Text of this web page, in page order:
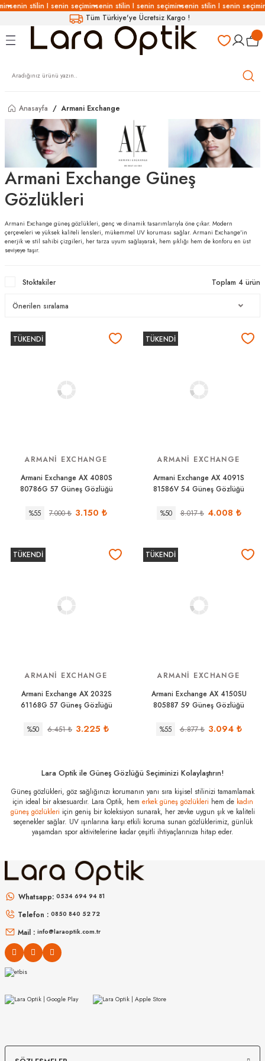
senin stilin I senin seçiminsenin stilin I senin seçiminsenin stilin I senin seçimin
Tüm Türkiye'ye Ücretsiz Kargo !
Geri Dön
Gözlükleri
Geri Dön
Geri Dön
Geri Dön
Anasayfa Armani Exchange
Armani Exchange Güneş
Gözlükleri
Armani Exchange güneş gözlükleri, genç ve dinamik tasarımlarıyla öne çıkar. Modern
çerçeveleri ve yüksek kaliteli lensleri, mükemmel UV koruması sağlar. Armani Exchange'in
enerjik ve stil sahibi çizgileri, her tarza uyum sağlayarak, hem şıklığı hem de konforu en üst
seviyeye taşır.
Stoktakiler Toplam 4 ürün
TÜKENDİ
ARMANI EXCHANGE
Armani Exchange AX 4080S
80786G 57 Güneş Gözlüğü
%55 7.000₺ 3.150 ₺
TÜKENDİ
ARMANI EXCHANGE
Armani Exchange AX 4091S
81586V 54 Güneş Gözlüğü
%50 8.017₺ 4.008 ₺
TÜKENDİ
ARMANI EXCHANGE
Armani Exchange AX 2032S
61168G 57 Güneş Gözlüğü
%50 6.451₺ 3.225 ₺
TÜKENDİ
ARMANI EXCHANGE
Armani Exchange AX 4150SU
805887 59 Güneş Gözlüğü
%55 6.877₺ 3.094₺
Lara Optik ile Güneş Gözlüğü Seçiminizi Kolaylaştırın!
Güneş gözlükleri, göz sağlığınızı korumanın yanı sıra kişisel stilinizi tamamlamak
için ideal bir aksesuardır. Lara Optik, hem erkek güneş gözlükleri hem de kadın
güneş gözlükleri için geniş bir koleksiyon sunarak, her zevke uygun şık ve kaliteli
seçenekler sağlar. UV ışınlarına karşı etkili koruma sunan gözlüklerimiz, günlük
yaşamdan spor aktivitelerine kadar çeşitli ihtiyaçlarınıza hitap eder.
Whatsapp: 0534 694 94 81
Telefon : 0850 840 52 72
Mail : info@laraoptik.com.tr